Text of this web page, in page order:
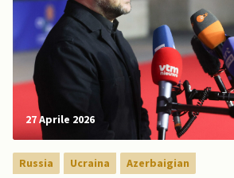
27 Aprile 2026
Russia Ucraina Azerbaigian